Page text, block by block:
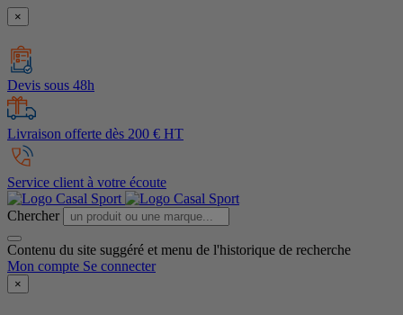
×
Devis sous 48h
Livraison offerte dès 200 € HT
Service client à votre écoute
Chercher
Contenu du site suggéré et menu de l'historique de recherche
Mon compte Se connecter
×